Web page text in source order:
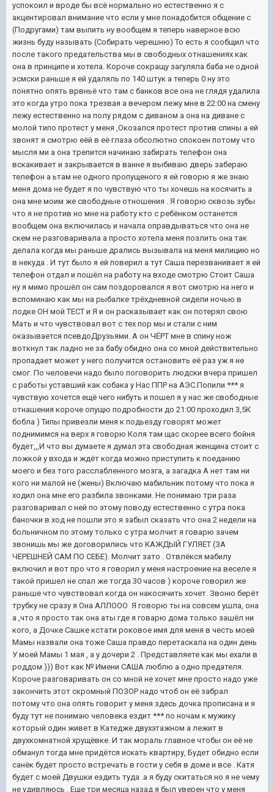
успокоил и вроде бы всё нормально но естественно я с
акцентировал внимание что если у мне понадобится общение с
(Подругами) там выпить ну вообщем я теперь наверное всю
жизнь буду называть (Собирать черешню) То есть я сообщил что
после такого предательства мы в свободных отнашениях как
она в принципе и хотела. Короче сокращу загуляла баба не одной
эсмски раньше я ей удаляль по 140 штук а теперь 0 ну это
понятно опять врвньё что там с банков все она не глядя удалила
это когда утро пока трезвая а вечером лежу мне в 22:00 на смену
лежу естественно на полу рядом с диваном а она на диване с
молой типо протест у меня ,Окозался протест против спины а ей
звонят я смотрю еёй в её глаза обсолютно спокоен потому что
мысля ми а она трепится начинаю забирать телефон она
вскакивает и закрывается в ванне я выбиваю дверь забераю
телефон а ьтам не одного пропущеного я ей говорю я же знаю
меня дома не будет я по чувствую что ты хочешь на косячить а
она мне моим же свободные отношения . Я говорю сквозь зубы
что я не против но мне на работу кто с ребёнком останется
вообщем она включилась и начала оправдываться что она не
скем не разговаривала а просто хотела меня позлить она так
делала когда мы раньше дрались вызывала на меня милицию но
в некуда . И тут было я ей поверил а тут Саша перезванивает я ей
телефон отдал и пошёл на работу на входе смотрю Стоит Саша
ну я мимо прошёл он сам поздоровался я вот смотрю на него и
вспоминаю как мы на рыбалке трёхдневной сидели ночью в
лодке ОН мой ТЕСТ и Я и он расказывает как он потерял свою
Мать и что чувствовал вот с тех пор мы и стали с ним
оказывается псевдоДрузьями. А он ЧЁРТ мне в спину нож
воткнул так ладно не за бабу обидно она со мной действительно
пропадает может у него получится остановить её раз уж я не
смог. По человечи надо было поговорить людски вчера пришел
с работы уставший как собака у Нас ППР на АЭС.Попили *** я
чувствую хочется ещё чего нибуть и пошел я у нас же свободные
отнашения короче опущю подробности до 21:00 проходил 3,5К
бобла ) Типы привезли меня к подьезду говорят может
поднимимся на верх я говорю Коля там щас скорее всего бойня
будет,,,И что вы думаете я думал эта свободная женщина стоит с
ложкой у входа и ждёт когда можно приступить к поеданию
моего и без того расслабленного мозга, а загадка А нет там ни
кого ни малой не (жены) Включаю мабильник потому что пока я
ходил она мне его разбила звонками. Не понимаю три раза
разговаривал с ней по этому поводу естественно с утра пока
баночки в ход не пошли это я забыл сказать что она 2 недели на
больничном по этому только с утра молчит я говарю зачем
звонишь мы же договорились что КАЖДЫЙ ГУЛЯЕТ (ЗА
ЧЕРЕШНЕЙ САМ ПО СЕБЕ). Молчит зато . Отвлёкся мабилу
включил и вот про что я говорил у меня настроение на веселе я
такой пришел не спал же тогда 30 часов ) короче говорил же
раньше что чувствовал когда он накосячить хочет. Звоню берёт
трубку не сразу я Она АЛЛООО Я говорю ты на совсем ушла, она
а ,что я просто так она аты где я говарю дома только зашёл ни
кого, а Дочке Сашке кстати роковое имя для меня в честь моей
Мамы назвали она тоже Саша правдо перетаскала на один день
У моей Мамы 1 мая , а у дочери 2 . Представляете как мы ехали в
роддом ))) Вот как № Имени САША люблю а одно предателя.
Короче разговаривать он со мной не хочет мне просто надо уже
закончить этот скромный ПОЗОР надо чтоб он её забрал
потому что она опять говорит у меня здесь дочка прописана и я
буду тут не понимаю человека ездит *** по ночам к мужику
который один живет в Катедже двухэтажном а лежит в
двухкомнатной хрущёвке. И так мораль главное чтобы он её не
обманул тогда мне придётся искать квартиру, Будет обидно если
санёк будет просто встречать в гости у себя в доме и все . Катя
будет с моей Двушки ездить туда .а я буду скитаться но я не чему
не удивляюсь . Еще три месяца назад я был уверен что у меня